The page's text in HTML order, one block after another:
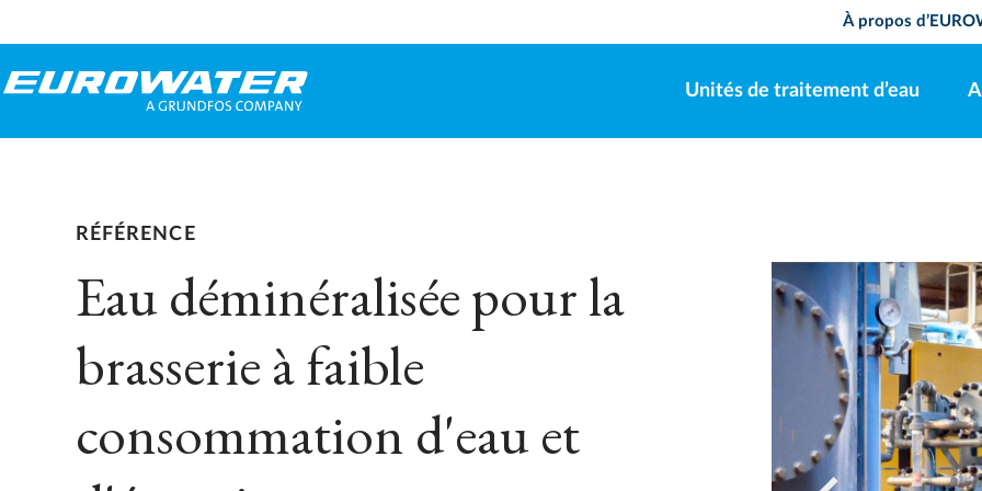
À propos
Unités de traitement d’eau
RÉFÉRENCE
Eau déminéralisée pour la
brasserie à faible
consommation d'eau et